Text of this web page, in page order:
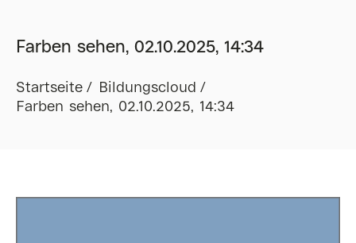
Farben sehen, 02.10.2025, 14:34
Startseite
Bildungscloud
Farben sehen, 02.10.2025, 14:34